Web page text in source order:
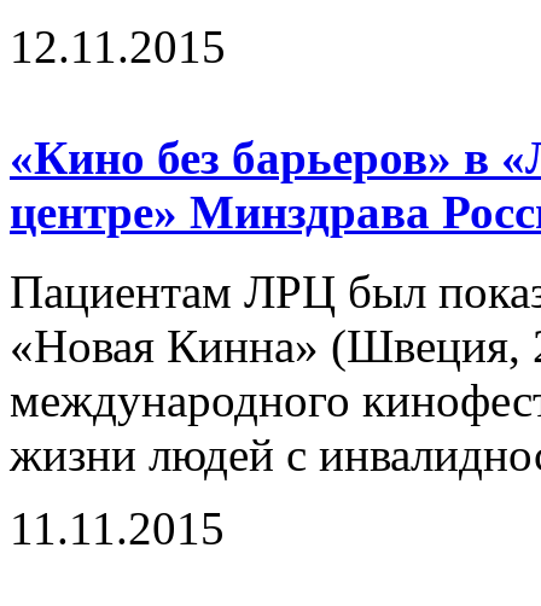
12.11.2015
«Кино без барьеров» в
центре» Минздрава
Пациентам ЛРЦ был
«Новая Кинна» (Швеция,
международного
жизни людей с
11.11.2015